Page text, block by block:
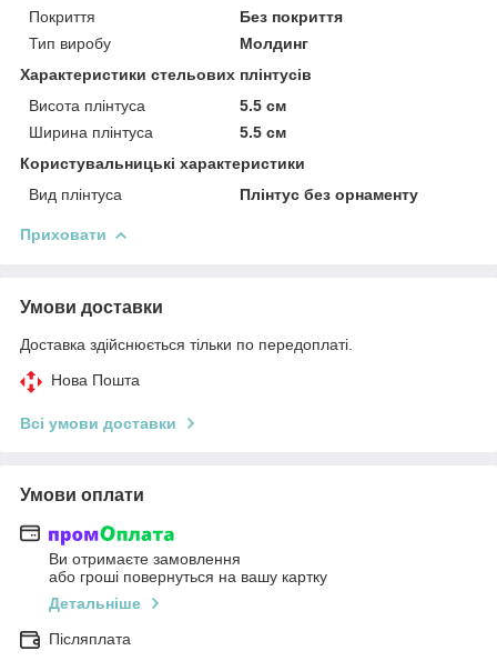
Покриття
Без покриття
Тип виробу
Молдинг
Характеристики стельових плінтусів
Висота плінтуса
5.5 см
Ширина плінтуса
5.5 см
Користувальницькі характеристики
Вид плінтуса
Плінтус без орнаменту
Приховати
Умови доставки
Доставка здійснюється тільки по передоплаті.
Нова Пошта
Всі умови доставки
Умови оплати
Ви отримаєте замовлення
або гроші повернуться на вашу картку
Детальніше
Післяплата